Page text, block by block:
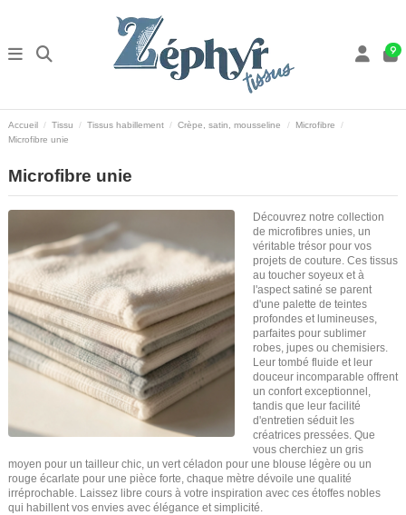
9
Accueil Tissu Tissus habillement Crèpe, satin, mousseline
Microfibre
Microfibre unie
Microfibre unie
Découvrez notre collection
de microfibres unies, un
véritable trésor pour vos
projets de couture. Ces tissus
au toucher soyeux et à
l'aspect satiné se parent
d'une palette de teintes
profondes et lumineuses,
parfaites pour sublimer
robes, jupes ou chemisiers.
Leur tombé fluide et leur
douceur incomparable offrent
un confort exceptionnel,
tandis que leur facilité
d'entretien séduit les
créatrices pressées. Que
vous cherchiez un gris
moyen pour un tailleur chic, un vert céladon pour une blouse légère ou un
rouge écarlate pour une pièce forte, chaque mètre dévoile une qualité
irréprochable. Laissez libre cours à votre inspiration avec ces étoffes nobles
qui habillent vos envies avec élégance et simplicité.